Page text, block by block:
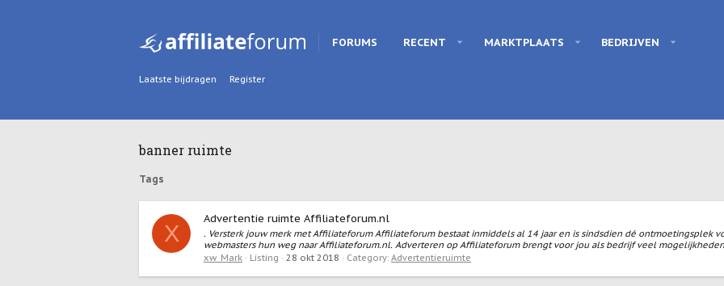
FORUMS RECENT MARKTPLAATS BEDRIJVEN
Laatste bijdragen Register
banner ruimte
Tags
X
Advertentie ruimte Affiliateforum.nl
. Versterk jouw merk met Affiliateforum Affiliateforum bestaat inmiddels al 14 jaar en is sindsdien dé ontmoetingsplek
webmasters hun weg naar Affiliateforum.nl. Adverteren op Affiliateforum brengt voor jou als bedrijf veel
xw_Mark
Listing 28 okt 2018 Category: Advertentieruimte